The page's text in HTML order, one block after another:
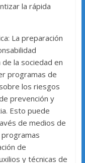
la rápida
La preparación
la sociedad en
programas de
los riesgos
prevención y
Esto puede
de medios de
programas
de
y técnicas de